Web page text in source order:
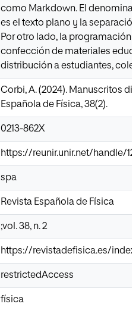
como Markdown. El
es el texto plano y la
Por otro lado, la programación
confección de materiales
distribución a estudiantes,
Corbi, A. (2024). Manuscritos
Española de Física, 38(2).
0213-862X
https://reunir.unir.net/handle/
spa
Revista Española de Física
;vol. 38, n. 2
https://revistadefisica.es/
restrictedAccess
física